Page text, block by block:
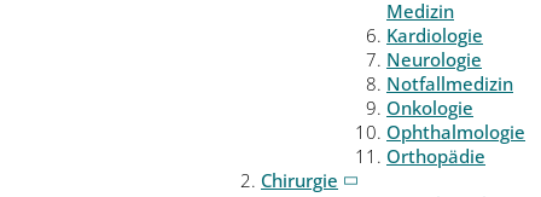
Medizin
Kardiologie
Neurologie
Notfallmedizin
Onkologie
Ophthalmologie
Orthopädie
Chirurgie